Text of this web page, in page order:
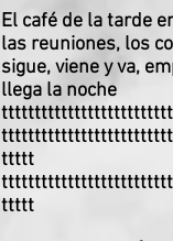
El café de la tarde
las reuniones, los
sigue, viene y va,
llega la noche
ttttt
ttttt